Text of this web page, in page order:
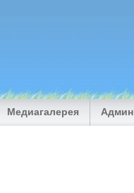
Медиагалерея Админ